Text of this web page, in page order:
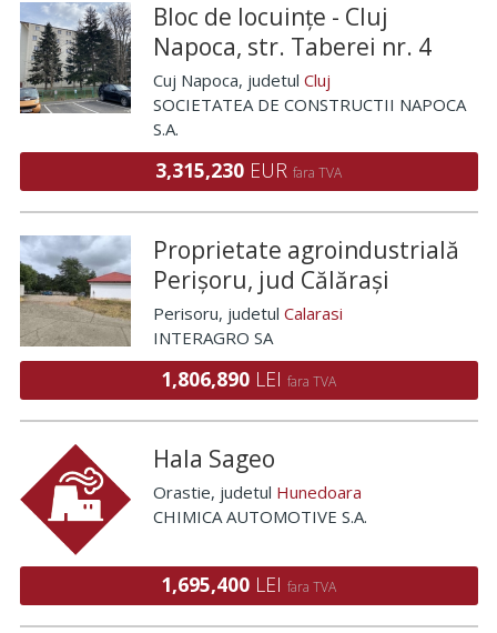
Bloc de locuințe - Cluj
Napoca, str. Taberei nr. 4
Cuj Napoca, judetul Cluj
SOCIETATEA DE CONSTRUCTII NAPOCA
S.A.
3,315,230 EUR fara TVA
Proprietate agroindustrială
Perișoru, jud Călărași
Perisoru, judetul Calarasi
INTERAGRO SA
1,806,890 LEI fara TVA
Hala Sageo
Orastie, judetul Hunedoara
CHIMICA AUTOMOTIVE S.A.
1,695,400 LEI fara TVA